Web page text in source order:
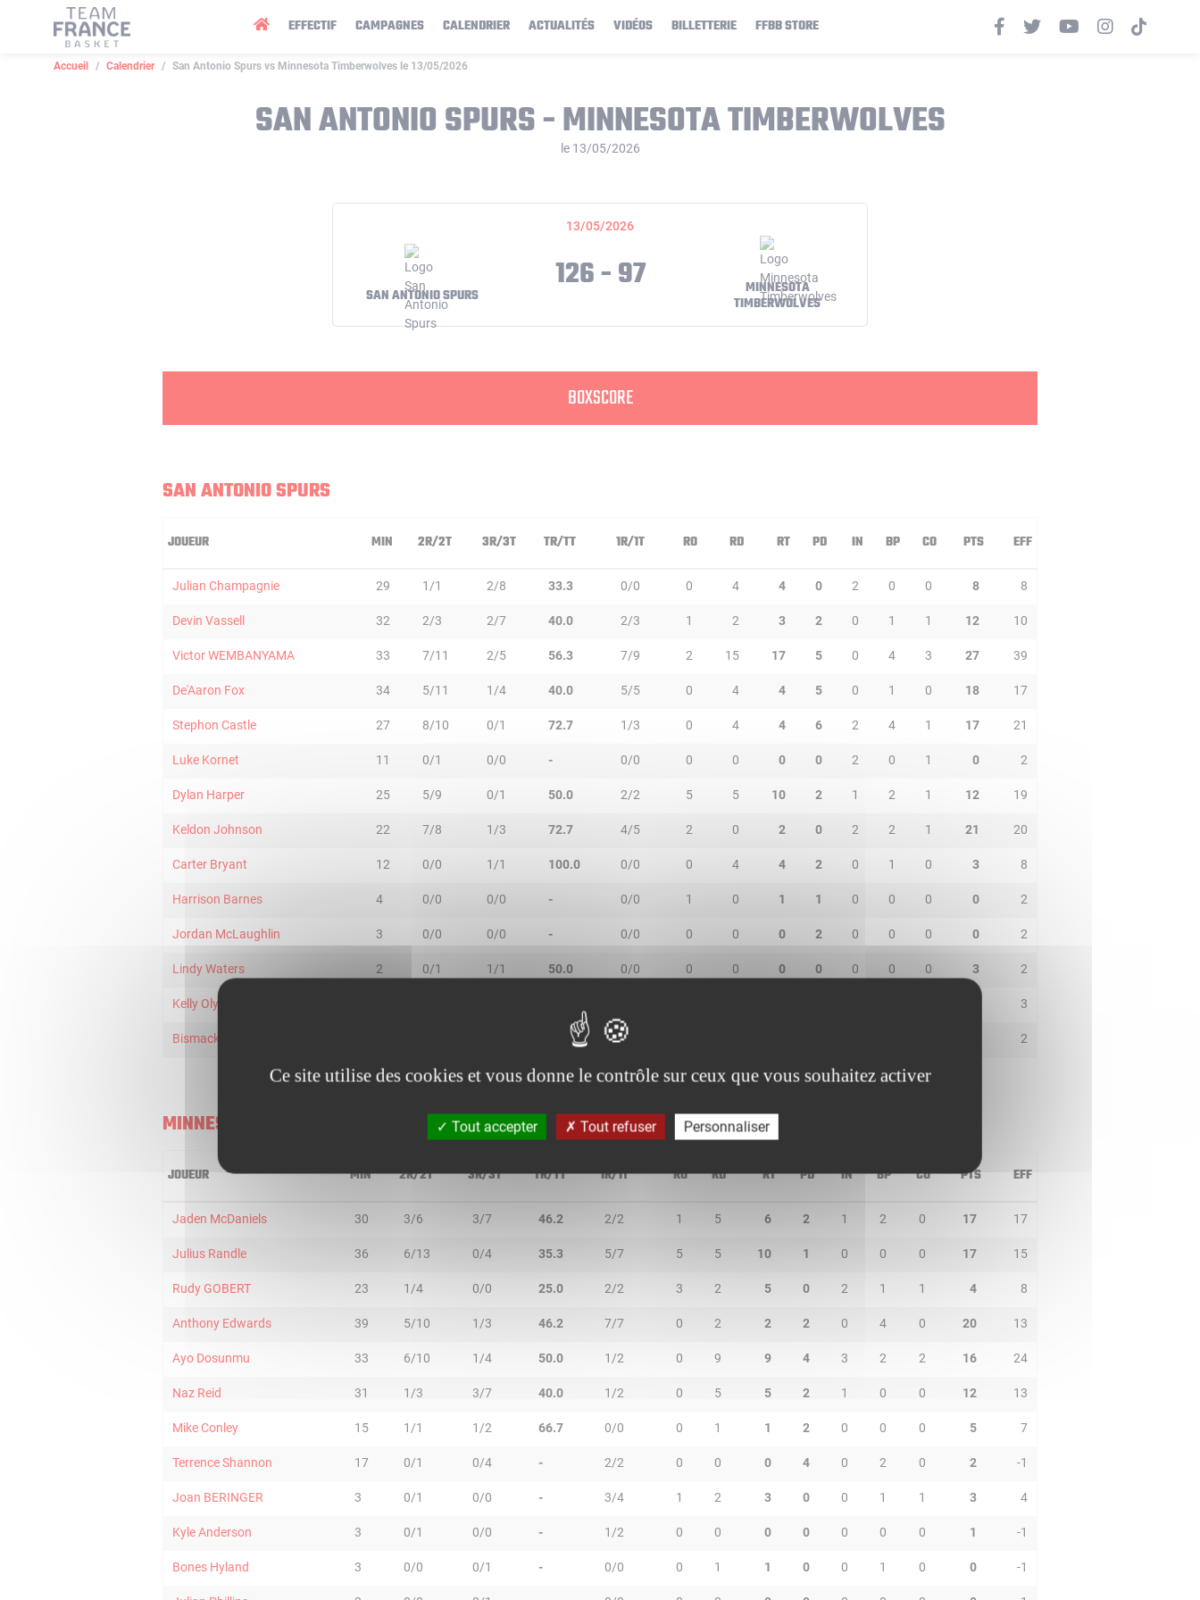
EFFECTIF CAMPAGNES CALENDRIER ACTUALITÉS VIDÉOS BILLETTERIE FFBB STORE
Accueil Calendrier San Antonio Spurs vs Minnesota Timberwolves le 13/05/2026
SAN ANTONIO SPURS - MINNESOTA TIMBERWOLVES
le 13/05/2026
13/05/2026
SAN ANTONIO SPURS 126 - 97 MINNESOTA
TIMBERWOLVES
BOXSCORE
SAN ANTONIO SPURS
JOUEUR MIN 2R/2T 3R/3T TR/TT 1R/1T RO RD RT PD IN BP CO PTS EFF
Julian Champagnie 29 1/1 2/8 33.3 0/0 0 4 4 0 2 0 0 8 8
Devin Vassell 32 2/3 2/7 40.0 2/3 1 2 3 2 0 1 1 12 10
Victor WEMBANYAMA 33 7/11 2/5 56.3 7/9 2 15 17 5 0 4 3 27 39
De'Aaron Fox 34 5/11 1/4 40.0 5/5 0 4 4 5 0 1 0 18 17
Stephon Castle 27 8/10 0/1 72.7 1/3 0 4 4 6 2 4 1 17 21
Luke Kornet 11 0/1 0/0 - 0/0 0 0 0 0 2 0 1 0 2
Dylan Harper 25 5/9 0/1 50.0 2/2 5 5 10 2 1 2 1 12 19
Keldon Johnson 22 7/8 1/3 72.7 4/5 2 0 2 0 2 2 1 21 20
Carter Bryant 12 0/0 1/1 100.0 0/0 0 4 4 2 0 1 0 3 8
Harrison Barnes 4 0/0 0/0 - 0/0 1 0 1 1 0 0 0 0 2
Jordan McLaughlin 3 0/0 0/0 - 0/0 0 0 0 2 0 0 0 0 2
Lindy Waters 2 0/1 1/1 50.0 0/0 0 0 0 0 0 0 0 3 2
Kelly Olynyk 3
Bismack Biyombo 50.0 0/0 2
MINNESOTA TIMBERWOLVES
JOUEUR MIN 2R/2T 3R/3T TR/TT 1R/1T RO RD RT PD IN BP CO PTS EFF
Jaden McDaniels 30 3/6 3/7 46.2 2/2 1 5 6 2 1 2 0 17 17
Julius Randle 36 6/13 0/4 35.3 5/7 5 5 10 1 0 0 0 17 15
Rudy GOBERT 23 1/4 0/0 25.0 2/2 3 2 5 0 2 1 1 4 8
Anthony Edwards 39 5/10 1/3 46.2 7/7 0 2 2 2 0 4 0 20 13
Ayo Dosunmu 33 6/10 1/4 50.0 1/2 0 9 9 4 3 2 2 16 24
Naz Reid 31 1/3 3/7 40.0 1/2 0 5 5 2 1 0 0 12 13
Mike Conley 15 1/1 1/2 66.7 0/0 0 1 1 2 0 0 0 5 7
Terrence Shannon 17 0/1 0/4 - 2/2 0 0 0 4 0 2 0 2 -1
Joan BERINGER 3 0/1 0/0 - 3/4 1 2 3 0 0 1 1 3 4
Kyle Anderson 3 0/1 0/0 - 1/2 0 0 0 0 0 0 0 1 -1
Bones Hyland 3 0/0 0/1 - 0/0 0 1 1 0 0 1 0 0 -1
Panneau de gestion des cookies
Ce site utilise des cookies et vous donne le contrôle sur ceux que vous souhaitez activer
Tout accepter Tout refuser Personnaliser